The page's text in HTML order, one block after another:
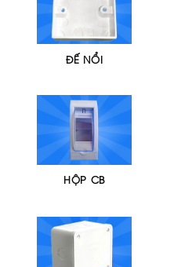
ĐẾ NỔI
HỘP CB